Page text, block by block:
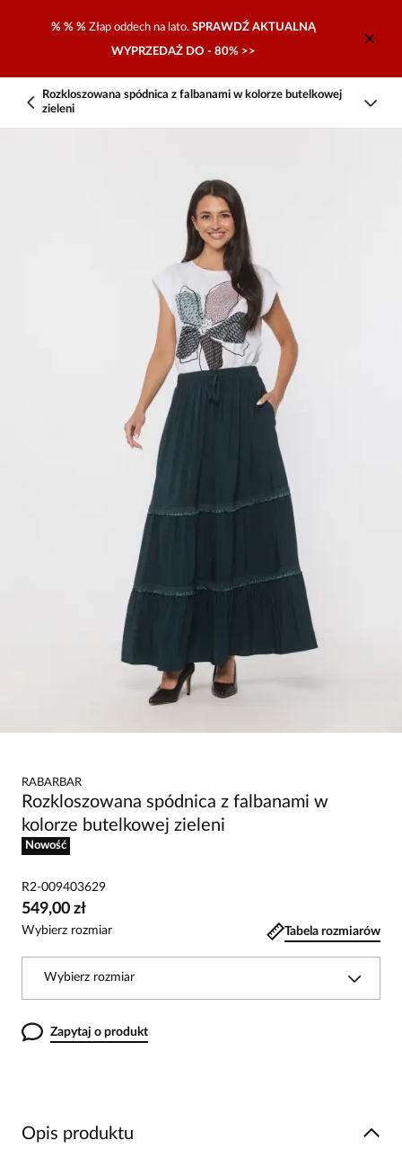
% % % Złap oddech na lato. SPRAWDŹ AKTUALNĄ
WYPRZEDAŻ DO - 80% >>
Rozkloszowana spódnica z falbanami w kolorze butelkowej
zieleni
RABARBAR
Rozkloszowana spódnica z falbanami w
kolorze butelkowej zieleni
Nowość
R2-009403629
549,00 zł
Wybierz rozmiar Tabela rozmiarów
Wybierz rozmiar
Zapytaj o produkt
Opis produktu